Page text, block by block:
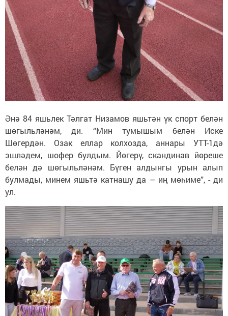
Әнә 84 яшьлек Тәлгат Низамов яшьтән үк спорт белән
шөгыльләнәм, ди. “Мин тумышым белән Иске
Шөгердән. Озак еллар колхозда, аннары УТТ-1дә
эшләдем, шофер булдым. Йөгерү, скандинав йөреше
белән дә шөгыльләнәм. Бүген алдынгы урын алып
булмады, минем яшьтә катнашу да – иң мөһиме”, - ди
ул.